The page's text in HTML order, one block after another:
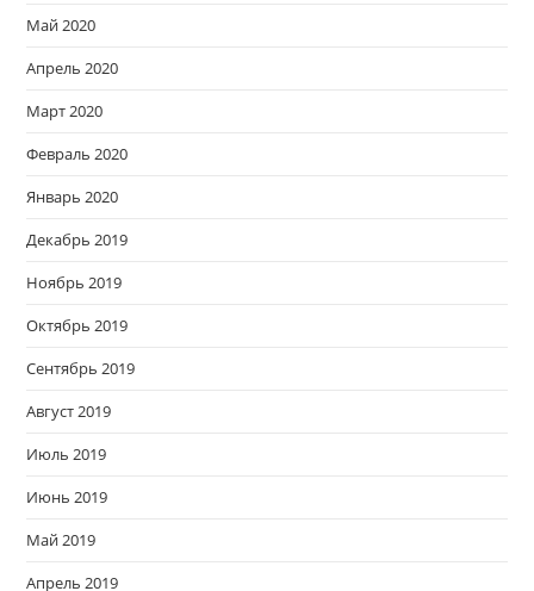
Май 2020
Апрель 2020
Март 2020
Февраль 2020
Январь 2020
Декабрь 2019
Ноябрь 2019
Октябрь 2019
Сентябрь 2019
Август 2019
Июль 2019
Июнь 2019
Май 2019
Апрель 2019